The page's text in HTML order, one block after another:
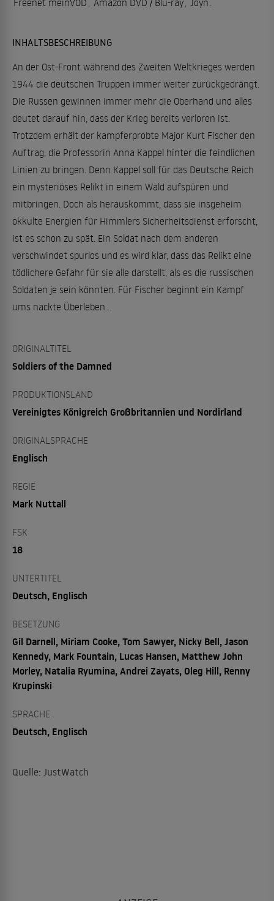
Freenet meinVOD , Amazon DVD / Blu-ray, Joyn .
INHALTSBESCHREIBUNG
An der Ost-Front während des Zweiten Weltkrieges werden
1944 die deutschen Truppen immer weiter zurückgedrängt.
Die Russen gewinnen immer mehr die Oberhand und alles
deutet darauf hin, dass der Krieg bereits verloren ist.
Trotzdem erhält der kampferprobte Major Kurt Fischer den
Auftrag, die Professorin Anna Kappel hinter die feindlichen
Linien zu bringen. Denn Kappel soll für das Deutsche Reich
ein mysteriöses Relikt in einem Wald aufspüren und
mitbringen. Doch als herauskommt, dass sie insgeheim
okkulte Energien für Himmlers Sicherheitsdienst erforscht,
ist es schon zu spät. Ein Soldat nach dem anderen
verschwindet spurlos und es wird klar, dass das Relikt eine
tödlichere Gefahr für sie alle darstellt, als es die russischen
Soldaten je sein könnten. Für Fischer beginnt ein Kampf
ums nackte Überleben…
ORIGINALTITEL
Soldiers of the Damned
PRODUKTIONSLAND
Vereinigtes Königreich Großbritannien und Nordirland
ORIGINALSPRACHE
Englisch
REGIE
Mark Nuttall
FSK
18
UNTERTITEL
Deutsch, Englisch
BESETZUNG
Gil Darnell, Miriam Cooke, Tom Sawyer, Nicky Bell, Jason
Kennedy, Mark Fountain, Lucas Hansen, Matthew John
Morley, Natalia Ryumina, Andrei Zayats, Oleg Hill, Renny
Krupinski
SPRACHE
Deutsch, Englisch
Quelle: JustWatch